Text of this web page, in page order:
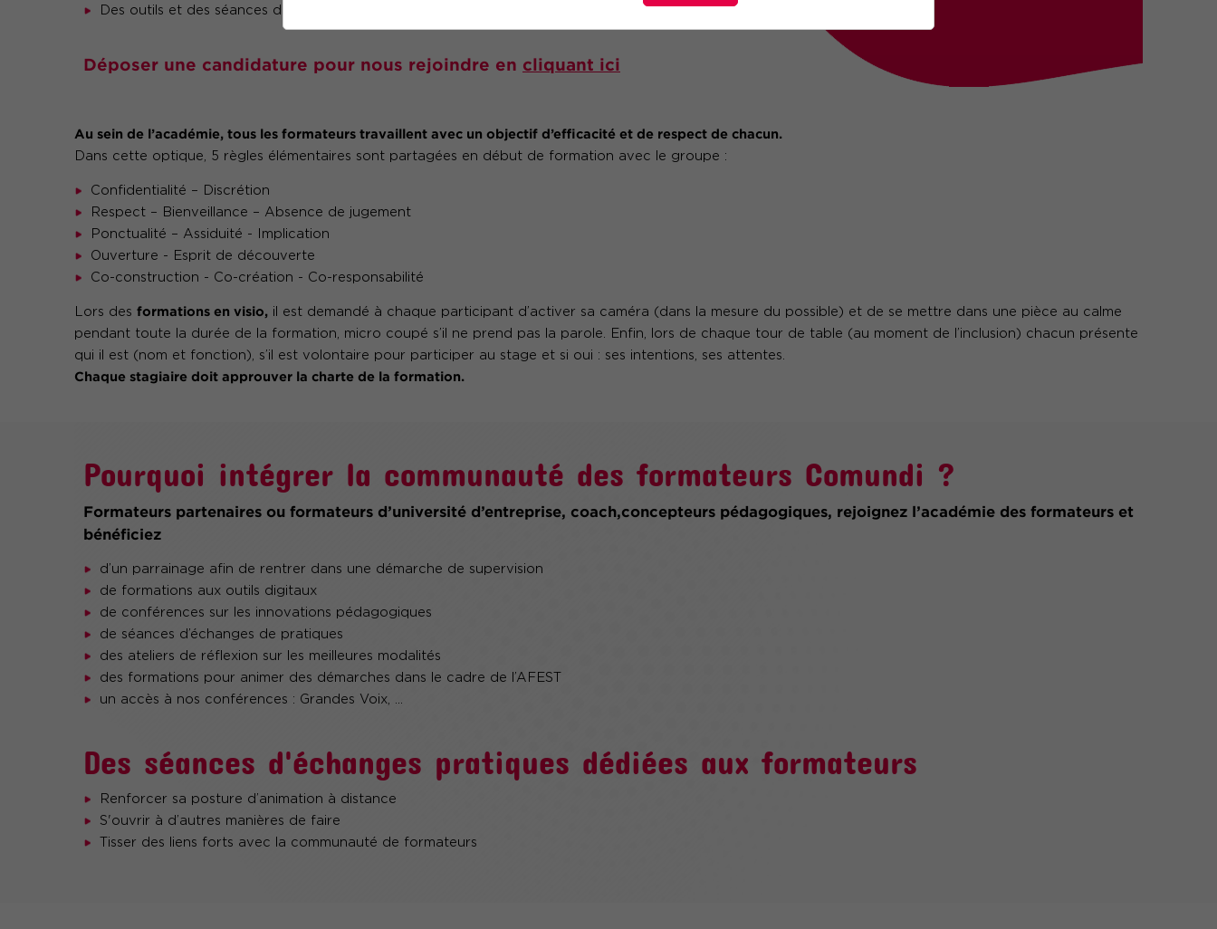
Des outils et des séances d'entraînement pour s’adapter à la demande de nos clients
Déposer une candidature pour nous rejoindre en cliquant ici
Au sein de l’académie, tous les formateurs travaillent avec un objectif d’efficacité et de respect de chacun.
Dans cette optique, 5 règles élémentaires sont partagées en début de formation avec le groupe :
Confidentialité – Discrétion
Respect – Bienveillance – Absence de jugement
Ponctualité – Assiduité - Implication
Ouverture - Esprit de découverte
Co-construction - Co-création - Co-responsabilité
Lors des formations en visio, il est demandé à chaque participant d’activer sa caméra (dans la mesure du possible) et de se mettre dans une pièce au calme
pendant toute la durée de la formation, micro coupé s’il ne prend pas la parole. Enfin, lors de chaque tour de table (au moment de l’inclusion) chacun présente
qui il est (nom et fonction), s’il est volontaire pour participer au stage et si oui : ses intentions, ses attentes.
Chaque stagiaire doit approuver la charte de la formation.
Pourquoi intégrer la communauté des formateurs Comundi ?
Formateurs partenaires ou formateurs d’université d’entreprise, coach,concepteurs pédagogiques, rejoignez l’académie des formateurs et
bénéficiez
d’un parrainage afin de rentrer dans une démarche de supervision
de formations aux outils digitaux
de conférences sur les innovations pédagogiques
de séances d’échanges de pratiques
des ateliers de réflexion sur les meilleures modalités
des formations pour animer des démarches dans le cadre de l’AFEST
un accès à nos conférences : Grandes Voix, ...
Des séances d'échanges pratiques dédiées aux formateurs
Renforcer sa posture d’animation à distance
S'ouvrir à d’autres manières de faire
Tisser des liens forts avec la communauté de formateurs